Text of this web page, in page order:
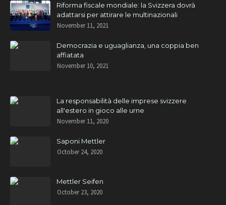
Riforma fiscale mondiale: la Svizzera dovrà
adattarsi per attirare le multinazionali
November 11, 2021
Democrazia e uguaglianza, una coppia ben
affiatata
November 10, 2021
La responsabilità delle imprese svizzere
all'estero in gioco alle urne
November 11, 2020
Saponi Mettler
October 24, 2020
Mettler Seifen
October 23, 2020